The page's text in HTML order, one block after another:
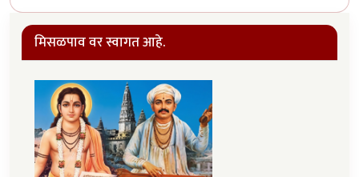
मिसळपाव वर स्वागत आहे.